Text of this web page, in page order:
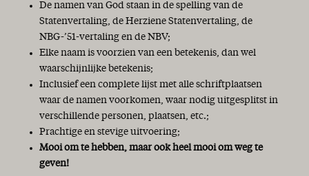
De namen van God staan in de spelling van de
Statenvertaling, de Herziene Statenvertaling, de
NBG-’51-vertaling en de NBV;
Elke naam is voorzien van een betekenis, dan wel
waarschijnlijke betekenis;
Inclusief een complete lijst met alle schriftplaatsen
waar de namen voorkomen, waar nodig uitgesplitst in
verschillende personen, plaatsen, etc.;
Prachtige en stevige uitvoering;
Mooi om te hebben, maar ook heel mooi om weg te
geven!